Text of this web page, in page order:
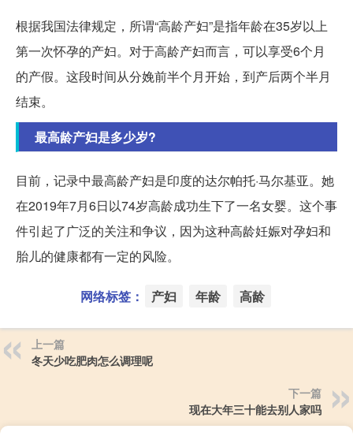
根据我国法律规定，所谓“高龄产妇”是指年龄在35岁以上
第一次怀孕的产妇。对于高龄产妇而言，可以享受6个月
的产假。这段时间从分娩前半个月开始，到产后两个半月
结束。
最高龄产妇是多少岁?
目前，记录中最高龄产妇是印度的达尔帕托·马尔基亚。她
在2019年7月6日以74岁高龄成功生下了一名女婴。这个事
件引起了广泛的关注和争议，因为这种高龄妊娠对孕妇和
胎儿的健康都有一定的风险。
网络标签： 产妇 年龄 高龄
上一篇
冬天少吃肥肉怎么调理呢
下一篇
现在大年三十能去别人家吗